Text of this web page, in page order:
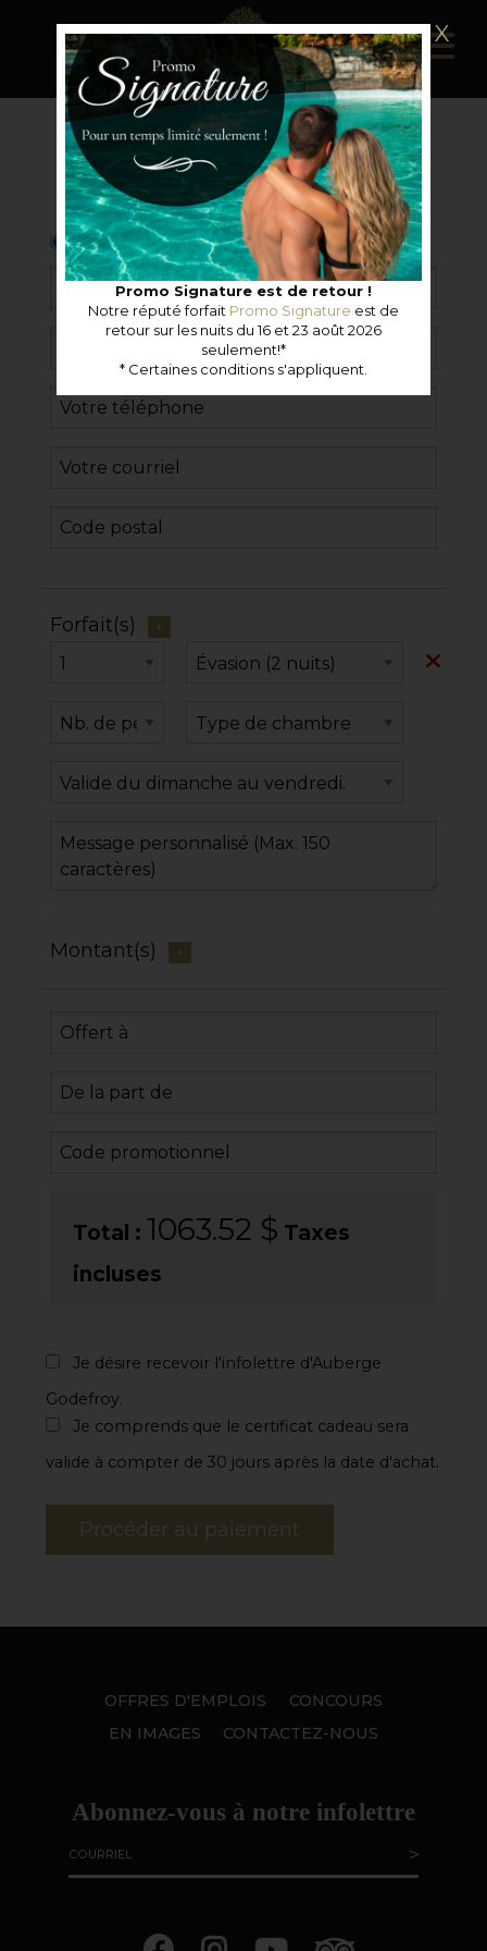
X
Promo Signature est de retour !
Notre réputé forfait Promo Signature est de
retour sur les nuits du 16 et 23 août 2026
seulement!*
* Certaines conditions s'appliquent.
Monsieur Madame
Forfait(s) +
Montant(s) +
Total : 1063.52 $ Taxes
incluses
Je désire recevoir l'infolettre d'Auberge
Godefroy.
Je comprends que le certificat cadeau sera
valide à compter de 30 jours après la date d'achat.
CONCOURS
OFFRES D'EMPLOIS
Abonnez-vous à notre infolettre
EN IMAGES CONTACTEZ-NOUS